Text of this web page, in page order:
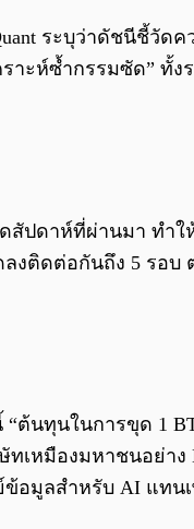
ระบุว่าดัชนีชี้วัด
ะห์ซ้ำกรรมซัด” ทั้
สัปดาห์ที่ผ่านมา ทำ
งติดต่อกันถึง 5 รอ
“ต้นทุนในการขุด 1
ทเหมืองมหาชนอย่า
ข้อมูลสำหรับ AI แทน